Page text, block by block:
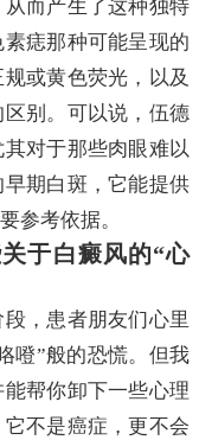
从而产生了这种独特
痣那种可能呈现的
或黄色荧光，以及
别。可以说，伍德
对于那些肉眼难以
期白斑，它能提供
参考依据。
于白癜风的“心
，患者朋友们心里
噔”般的恐慌。但我
帮你卸下一些心理
不是癌症，更不会